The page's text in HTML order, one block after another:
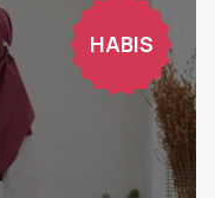
HABIS